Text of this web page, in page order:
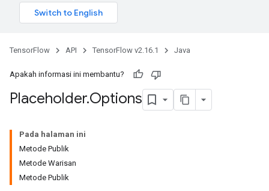
TensorFlow API TensorFlow v2.16.1 Java
Apakah informasi ini membantu?
Placeholder.Options
Pada halaman ini
Metode Publik
Metode Warisan
Metode Publik